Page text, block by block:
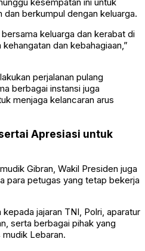
dan berkumpul dengan keluarga.
keluarga dan kerabat di
dan kebahagiaan,”
perjalanan pulang
berbagai instansi juga
menjaga kelancaran arus
Apresiasi untuk
Gibran, Wakil Presiden juga
para petugas yang tetap bekerja
jajaran TNI, Polri, aparatur
serta berbagai pihak yang
Lebaran.